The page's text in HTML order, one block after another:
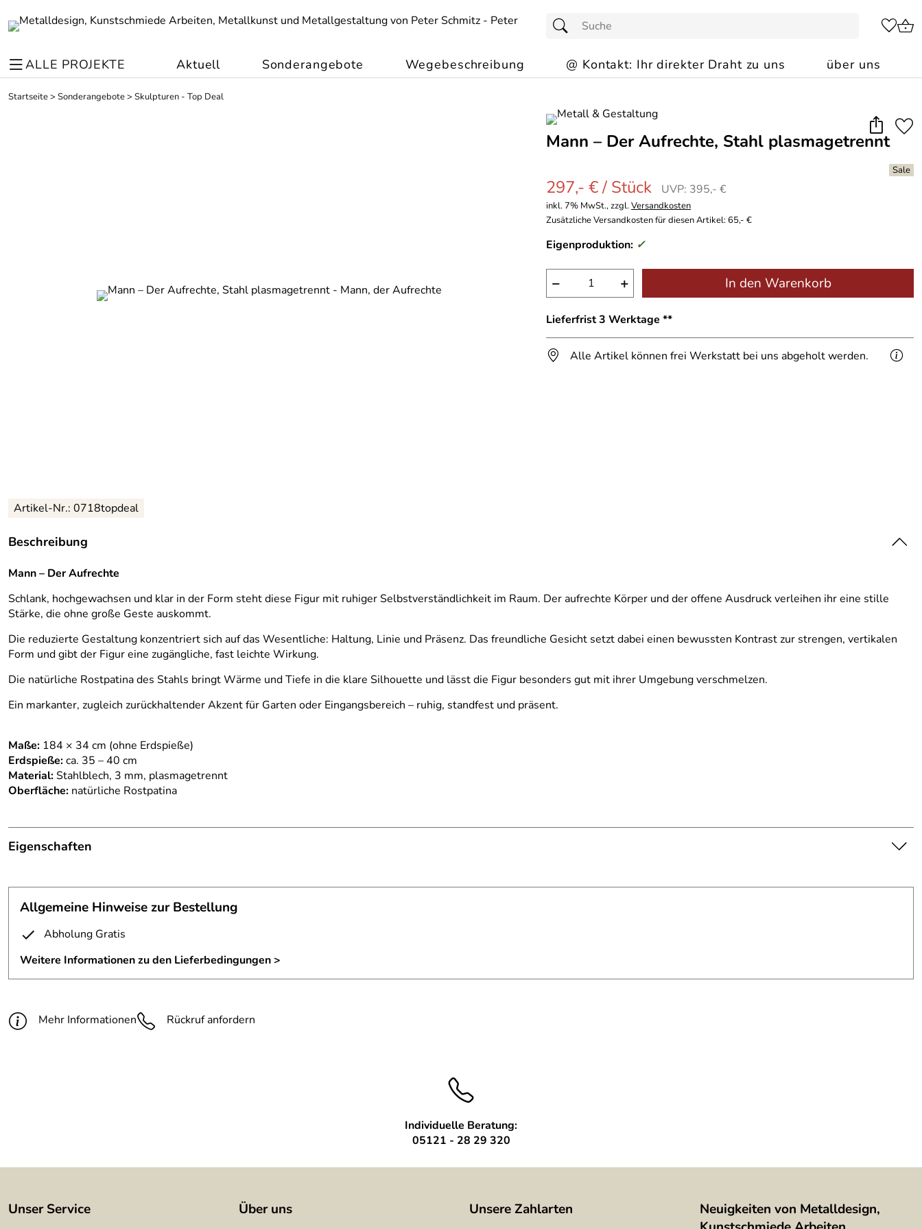
ALLE PROJEKTE Aktuell Sonderangebote Wegebeschreibung @ Kontakt: Ihr direkter Draht zu uns über uns
Startseite> Sonderangebote> Skulpturen - Top Deal
Mann – Der Aufrechte, Stahl plasmagetrennt
297,- € / Stück UVP: 395,- €
inkl. 7% MwSt., zzgl.Versandkosten
Zusätzliche Versandkosten für diesen Artikel: 65,- €
Eigenproduktion: ✓
− + In den Warenkorb
Lieferfrist 3 Werktage **
Alle Artikel können frei Werkstatt bei uns abgeholt werden.
Artikel-Nr.: 0718topdeal
Beschreibung
Mann – Der Aufrechte
Schlank, hochgewachsen und klar in der Form steht diese Figur mit ruhiger Selbstverständlichkeit im Raum. Der aufrechte Körper und der offene Ausdruck verleihen ihr eine stille
Stärke, die ohne große Geste auskommt.
Die reduzierte Gestaltung konzentriert sich auf das Wesentliche: Haltung, Linie und Präsenz. Das freundliche Gesicht setzt dabei einen bewussten Kontrast zur strengen, vertikalen
Form und gibt der Figur eine zugängliche, fast leichte Wirkung.
Die natürliche Rostpatina des Stahls bringt Wärme und Tiefe in die klare Silhouette und lässt die Figur besonders gut mit ihrer Umgebung verschmelzen.
Ein markanter, zugleich zurückhaltender Akzent für Garten oder Eingangsbereich – ruhig, standfest und präsent.
Maße: 184 × 34 cm (ohne Erdspieße)
Erdspieße:ca. 35 – 40 cm
Material:Stahlblech, 3 mm, plasmagetrennt
Oberfläche: natürliche Rostpatina
Eigenschaften
Fertigungsverfahren:
plasmagetrennt
Maße:
Material:
3 mm Stahl
Allgemeine Hinweise zur Bestellung
Abholung Gratis
Weitere Informationen zu den Lieferbedingungen >
Mehr Informationen Rückruf anfordern
Individuelle Beratung:
05121 - 28 29 320
Unser Service Über uns Unsere Zahlarten
Neuigkeiten von Metalldesign,